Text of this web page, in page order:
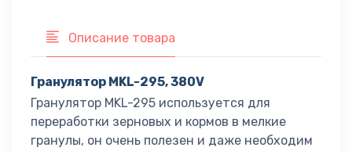
Описание товара
Гранулятор MKL-295, 380V
Гранулятор MKL-295 используется для
переработки зерновых и кормов в мелкие
гранулы, он очень полезен и даже необходим